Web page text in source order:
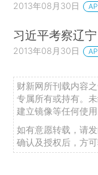
2013年08月30日
习近平考察辽
2013年08月30日
财新网所刊载内容
专属所有或持有。
建立镜像等任何使用
如有意愿转载，请
确认及授权后，方可